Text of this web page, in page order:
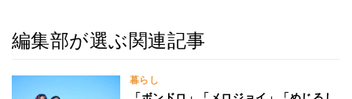
編集部が選ぶ関連記事
暮らし